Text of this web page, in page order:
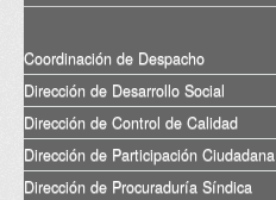
Coordinación de Despacho
Dirección de Desarrollo Social
Dirección de Control de Calidad
Dirección de Participación Ciudadana
Dirección de Procuraduría Síndica